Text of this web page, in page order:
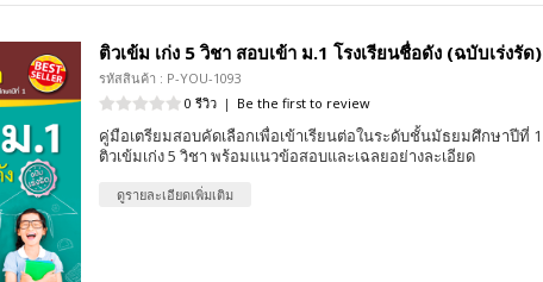
ติวเข้ม เก่ง 5 วิชา สอบเข้า ม.1 โรงเรียนชื่อดัง (ฉบับเร่งรัด)
รหัสสินค้า : P-YOU-1093
0 รีวิว | Be the first to review
คู่มือเตรียมสอบคัดเลือกเพื่อเข้าเรียนต่อในระดับชั้นมัธยมศึกษาปีที่ 1
ติวเข้มเก่ง 5 วิชา พร้อมแนวข้อสอบและเฉลยอย่างละเอียด
ดูรายละเอียดเพิ่มเติม